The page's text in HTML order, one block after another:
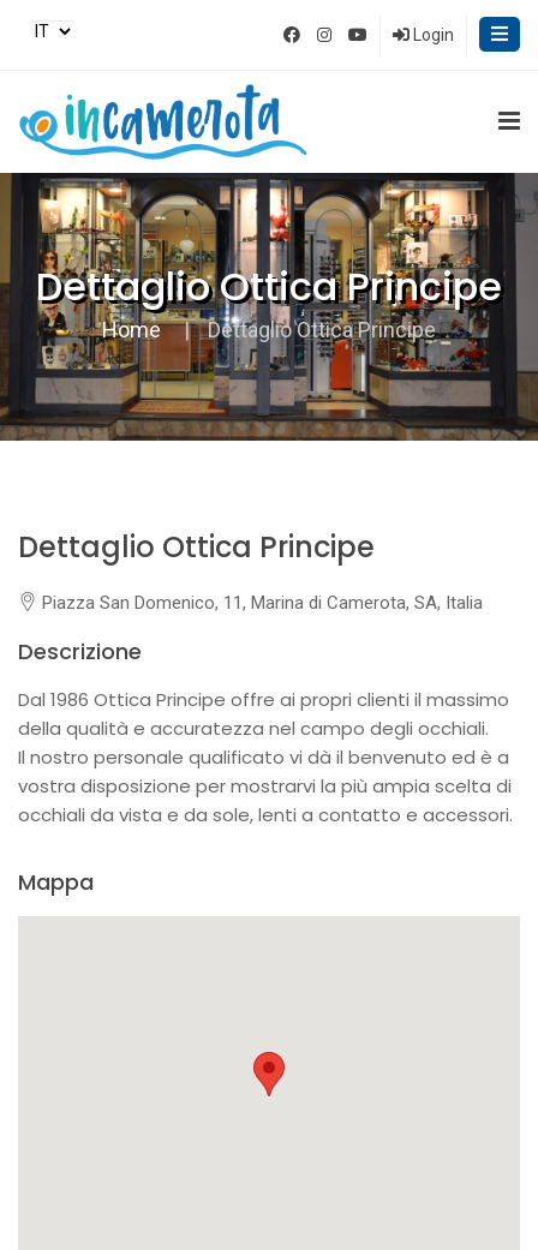
Login
Dettaglio Ottica Principe
Home Dettaglio Ottica Principe
Dettaglio Ottica Principe
Piazza San Domenico, 11, Marina di Camerota, SA, Italia
Descrizione
Dal 1986 Ottica Principe offre ai propri clienti il massimo
della qualità e accuratezza nel campo degli occhiali.
Il nostro personale qualificato vi dà il benvenuto ed è a
vostra disposizione per mostrarvi la più ampia scelta di
occhiali da vista e da sole, lenti a contatto e accessori.
Mappa